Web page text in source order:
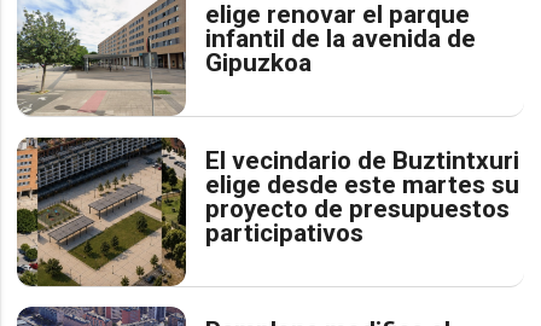
elige renovar el parque
infantil de la avenida de
Gipuzkoa
El vecindario de Buztintxuri
elige desde este martes su
proyecto de presupuestos
participativos